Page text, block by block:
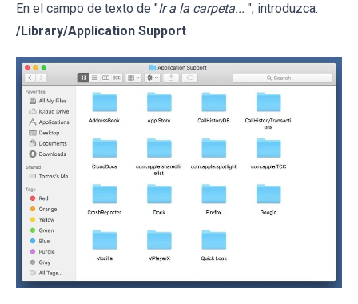
En el campo de texto de "Ir a la carpeta... ", introduzca:
/Library/Application Support